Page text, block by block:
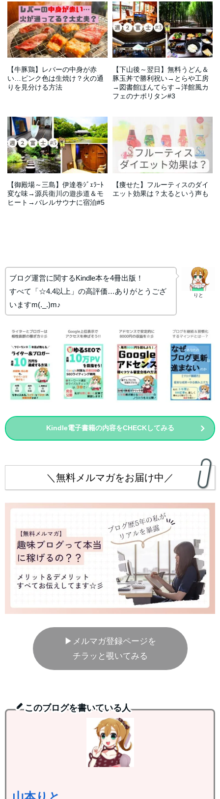
堂の海鮮丼、たこまん掛川栗モ
ンブラン、虹屋ミミの富士宮焼
きそばと、世界遺産富士 #28
鳥ップ、微ｱﾀｵｶプロジェクショ
ンマッピング、日本一おいしい
レモンサワー虎檸檬 #27
おせんや食堂のシラス定食、法
多山の厄除け団子、地元スーパ
ーLUCK #26
ト、うなぎパイカフェ、竜ヶ岩
洞&龍潭寺、浜松餃子にトレー
ラーハウス #25
なろうよ
【病気？】誤字脱字が治らない
【無能？】電車の中でパソコ
ン…気持ち悪いと言われる理由
【牛豚鶏】レバーの中身が赤
い…ピンク色は生焼け？火の通
りを見分ける方法
【下山後～翌日】無料うどん＆
豚玉丼で勝利祝い→とらや工房
→図書館ほんてらす→洋館風カ
フェのナポリタン#3
【御殿場～三島】伊達巻ｼﾞｪﾗｰﾄ
変な味→源兵衛川の遊歩道＆モ
ヒート→バレルサウナに宿泊#5
【痩せた】フルーティスのダイ
エット効果は？太るという声も
りと
ブログ運営に関するKindle本を4冊出版！
すべて「☆4.4以上」の高評価…ありがとうござ
いますm(._.)m♪
Kindle電子書籍の内容をCHECKしてみる
＼無料メルマガをお届け中／
▶メルマガ登録ページを
チラッと覗いてみる
このブログを書いている人